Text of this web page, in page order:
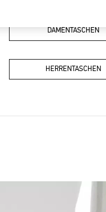
DAMENTASCHEN
HERRENTASCHEN